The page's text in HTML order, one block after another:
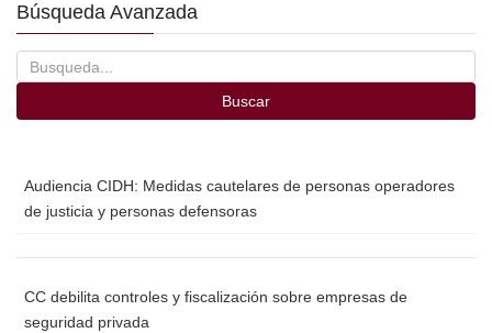
k
Búsqueda Avanzada
Buscar
Audiencia CIDH: Medidas cautelares de personas operadores
de justicia y personas defensoras
CC debilita controles y fiscalización sobre empresas de
seguridad privada